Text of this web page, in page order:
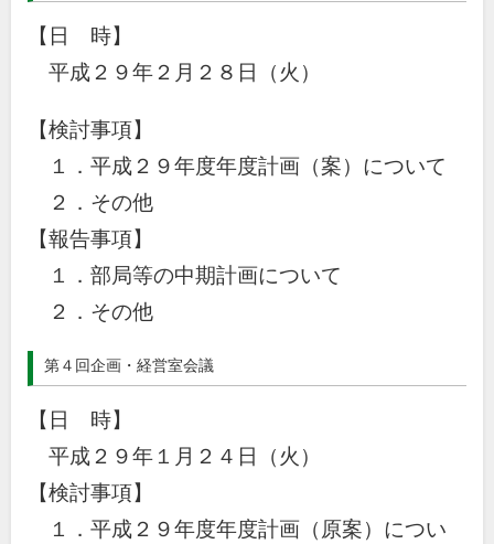
【日 時】
平成２９年２月２８日（火）
【検討事項】
１．平成２９年度年度計画（案）について
２．その他
【報告事項】
１．部局等の中期計画について
２．その他
第４回企画・経営室会議
【日 時】
平成２９年１月２４日（火）
【検討事項】
１．平成２９年度年度計画（原案）につい